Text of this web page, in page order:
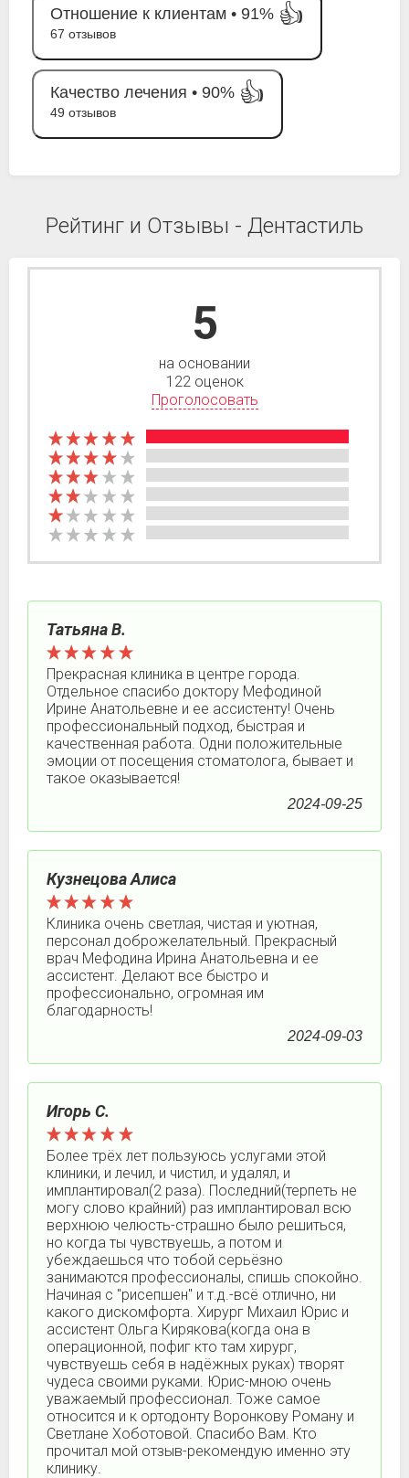
Отношение к клиентам • 91% 👍
67 отзывов
Качество лечения • 90% 👍
49 отзывов
Рейтинг и Отзывы - Дентастиль
5
на основании
122 оценок
Проголосовать
Татьяна В.
Прекрасная клиника в центре города.
Отдельное спасибо доктору Мефодиной
Ирине Анатольевне и ее ассистенту! Очень
профессиональный подход, быстрая и
качественная работа. Одни положительные
эмоции от посещения стоматолога, бывает и
такое оказывается!
2024-09-25
Кузнецова Алиса
Клиника очень светлая, чистая и уютная,
персонал доброжелательный. Прекрасный
врач Мефодина Ирина Анатольевна и ее
ассистент. Делают все быстро и
профессионально, огромная им
благодарность!
2024-09-03
Игорь С.
Более трёх лет пользуюсь услугами этой
клиники, и лечил, и чистил, и удалял, и
имплантировал(2 раза). Последний(терпеть не
могу слово крайний) раз имплантировал всю
верхнюю челюсть-страшно было решиться,
но когда ты чувствуешь, а потом и
убеждаешься что тобой серьёзно
занимаются профессионалы, спишь спокойно.
Начиная с "рисепшен" и т.д.-всё отлично, ни
какого дискомфорта. Хирург Михаил Юрис и
ассистент Ольга Кирякова(когда она в
операционной, пофиг кто там хирург,
чувствуешь себя в надёжных руках) творят
чудеса своими руками. Юрис-мною очень
уважаемый профессионал. Тоже самое
относится и к ортодонту Воронкову Роману и
Светлане Хоботовой. Спасибо Вам. Кто
прочитал мой отзыв-рекомендую именно эту
клинику.